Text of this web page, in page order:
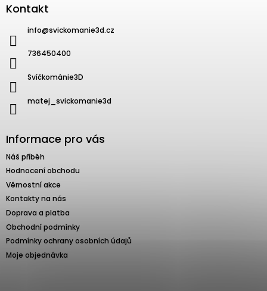
Kontakt
info@svickomanie3d.cz
736450400
Svíčkománie3D
matej_svickomanie3d
Informace pro vás
Náš příběh
Hodnocení obchodu
Věrnostní akce
Kontakty na nás
Doprava a platba
Obchodní podmínky
Podmínky ochrany osobních údajů
Moje objednávka